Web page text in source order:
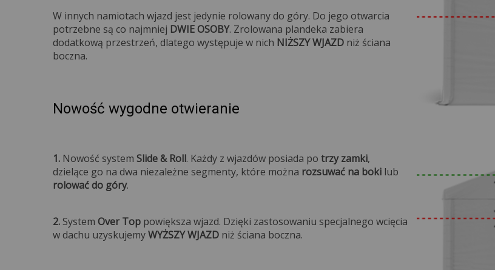
W innych namiotach wjazd jest jedynie rolowany do góry. Do jego otwarcia
potrzebne są co najmniej DWIE OSOBY. Zrolowana plandeka zabiera
dodatkową przestrzeń, dlatego występuje w nich NIŻSZY WJAZD niż ściana
boczna.
Nowość wygodne otwieranie
1. Nowość system Slide & Roll. Każdy z wjazdów posiada po trzy zamki,
dzielące go na dwa niezależne segmenty, które można rozsuwać na boki lub
rolować do góry.
2. System Over Top powiększa wjazd. Dzięki zastosowaniu specjalnego wcięcia
w dachu uzyskujemyWYŻSZY WJAZD niż ściana boczna.